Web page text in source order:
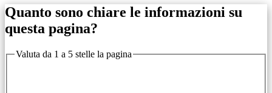
Quanto sono chiare le informazioni su
questa pagina?
Valuta da 1 a 5 stelle la pagina